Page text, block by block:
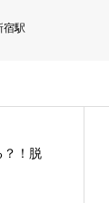
宿駅
？！脱